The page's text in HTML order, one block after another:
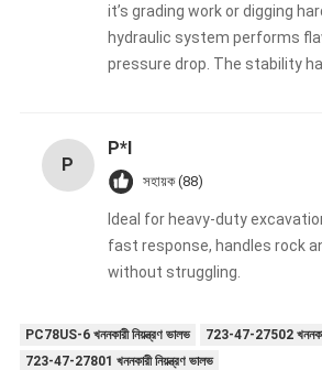
it’s grading work or digging
hydraulic system performs
pressure drop. The stability
P
P*l
সহায়ক (88)
Ideal for heavy-duty
fast response, handles rock
without struggling.
PC78US-6 খননকারী নিয়ন্ত্রণ ভালভ
723-47-27502
723-47-27801 খননকারী নিয়ন্ত্রণ ভালভ